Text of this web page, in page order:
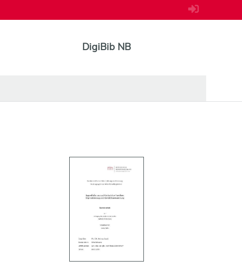
DigiBib NB